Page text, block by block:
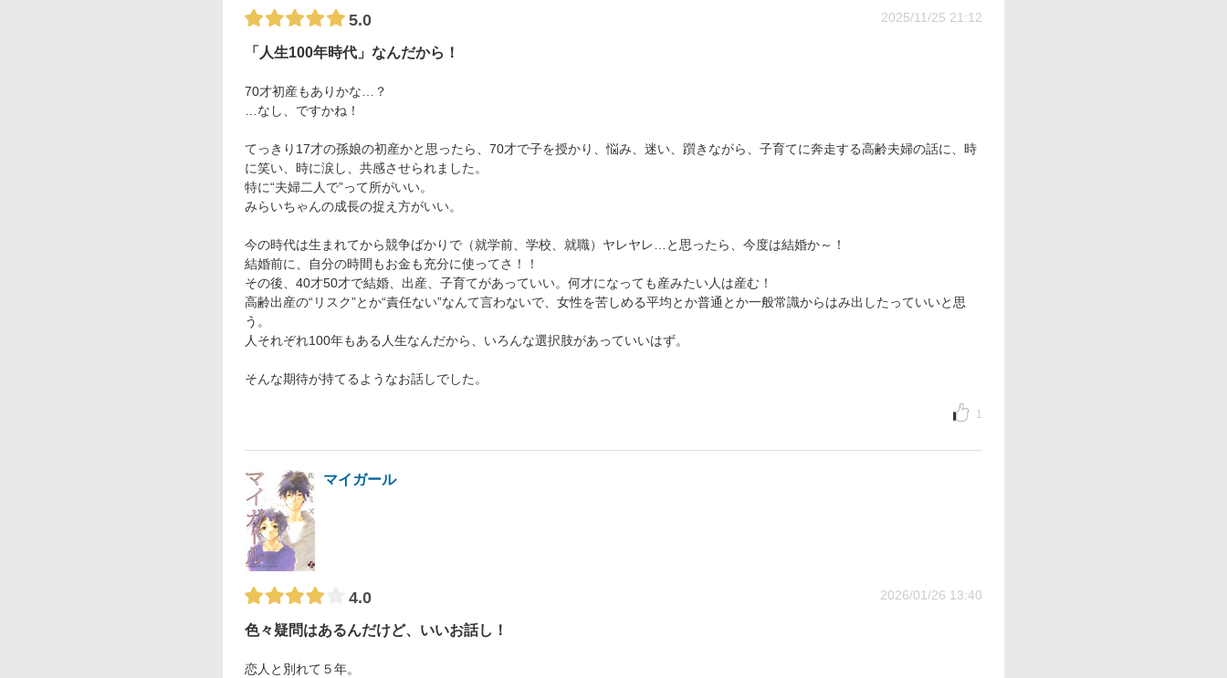
5.0 2025/11/25 21:12
「人生100年時代」なんだから！
70才初産もありかな…？
…なし、ですかね！
てっきり17才の孫娘の初産かと思ったら、70才で子を授かり、悩み、迷い、躓きながら、子育てに奔走する高齢夫婦の話に、時
に笑い、時に涙し、共感させられました。
特に“夫婦二人で”って所がいい。
みらいちゃんの成長の捉え方がいい。
今の時代は生まれてから競争ばかりで（就学前、学校、就職）ヤレヤレ…と思ったら、今度は結婚か～！
結婚前に、自分の時間もお金も充分に使ってさ！！
その後、40才50才で結婚、出産、子育てがあっていい。何才になっても産みたい人は産む！
高齢出産の“リスク”とか“責任ない”なんて言わないで、女性を苦しめる平均とか普通とか一般常識からはみ出したっていいと思
う。
人それぞれ100年もある人生なんだから、いろんな選択肢があっていいはず。
そんな期待が持てるようなお話しでした。
1
マイガール
4.0 2026/01/26 13:40
色々疑問はあるんだけど、いいお話し！
恋人と別れて５年。